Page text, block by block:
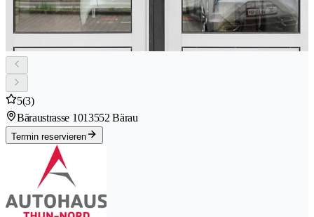
5(3)
Bäraustrasse 1013552 Bärau
Termin reservieren